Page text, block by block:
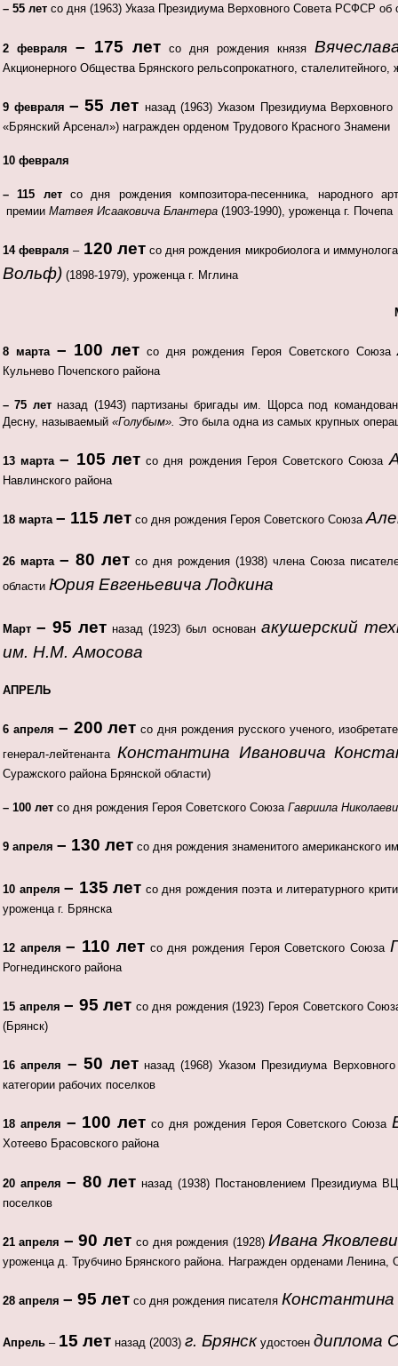
– 55 лет со дня (1963) Указа Президиума Верховного Совета РСФСР об
2 февраля – 175 лет со дня рождения князя
Акционерного Общества Брянского рельсопрокатного,
9 февраля– 55 лет назад (1963) Указом Президиума
«Брянский Арсенал») награжден орденом Трудового Красного Знамени
10 февраля
– 115 летсо дня рождения композитора-песенника, народного
премии Матвея Исааковича Блантера (1903-1990), уроженца г. Почепа
14 февраля– 120 летсо дня рождения микробиолога и
Вольф) (1898-1979), уроженца г. Мглина
8 марта – 100 лет со дня рождения Героя Советского Союза
Кульнево Почепского района
– 75 летназад (1943) партизаны бригады им. Щорса под
Десну, называемый «Голубым». Это была одна из самых крупных
13 марта– 105 летсо дня рождения Героя Советского Союза
Навлинского района
18 марта – 115 лет со дня рождения Героя Советского Союза
26 марта – 80 лет со дня рождения (1938) члена Союза
области Юрия Евгеньевича Лодкина
Март – 95 лет назад (1923) был основан акушерский
им. Н.М. Амосова
АПРЕЛЬ
6 апреля – 200 лет со дня рождения русского ученого,
генерал-лейтенантаКонстантина Ивановича
Суражского района Брянской области)
– 100 лет со дня рождения Героя Советского Союза Гавриила
9 апреля – 130 лет со дня рождения знаменитого американского
10 апреля– 135 лет со дня рождения поэта и литературного
уроженца г. Брянска
12 апреля– 110 летсо дня рождения Героя Советского Союза
Рогнединского района
15 апреля– 95 лет со дня рождения (1923) Героя Советского
(Брянск)
16 апреля – 50 летназад (1968) Указом Президиума
категории рабочих поселков
18 апреля – 100 лет со дня рождения Героя Советского Союза
Хотеево Брасовского района
20 апреля – 80 лет назад (1938) Постановлением Президиума
поселков
21 апреля – 90 летсо дня рождения (1928)Ивана
уроженца д. Трубчино Брянского района. Награжден орденами
28 апреля – 95 лет со дня рождения писателя Константина
Апрель – 15 лет назад (2003) г. Брянскудостоен диплома